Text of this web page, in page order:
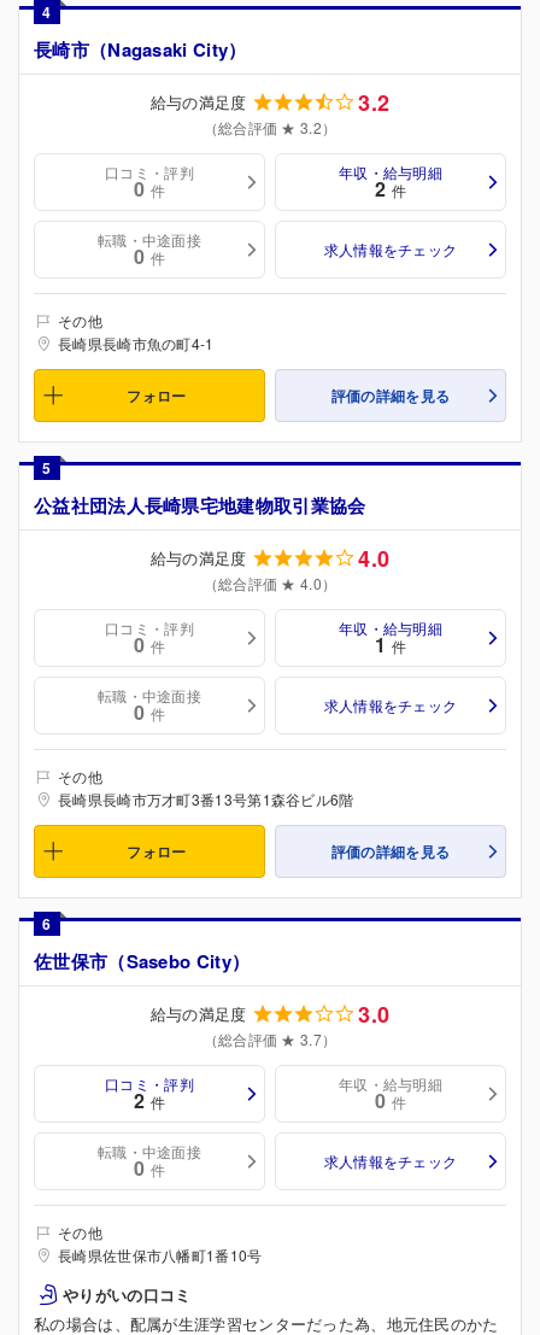
4
長崎市（Nagasaki City）
給与の満足度 3.2
（総合評価 ★ 3.2）
口コミ・評判
0 件
年収・給与明細
2 件
転職・中途面接
0 件 求人情報をチェック
その他
長崎県長崎市魚の町4-1
フォロー 評価の詳細を見る
5
公益社団法人長崎県宅地建物取引業協会
給与の満足度 4.0
（総合評価 ★ 4.0）
口コミ・評判
0 件
年収・給与明細
1 件
転職・中途面接
0 件 求人情報をチェック
その他
長崎県長崎市万才町3番13号第1森谷ビル6階
フォロー 評価の詳細を見る
6
佐世保市（Sasebo City）
給与の満足度 3.0
（総合評価 ★ 3.7）
口コミ・評判
2 件
年収・給与明細
0 件
転職・中途面接
0 件 求人情報をチェック
その他
長崎県佐世保市八幡町1番10号
やりがいの口コミ
私の場合は、配属が生涯学習センターだった為、地元住民のかた